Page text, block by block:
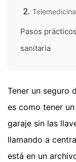
Pasos
sanitaria
Tener un seguro
es como tener
garaje sin las
llamando a
está en un